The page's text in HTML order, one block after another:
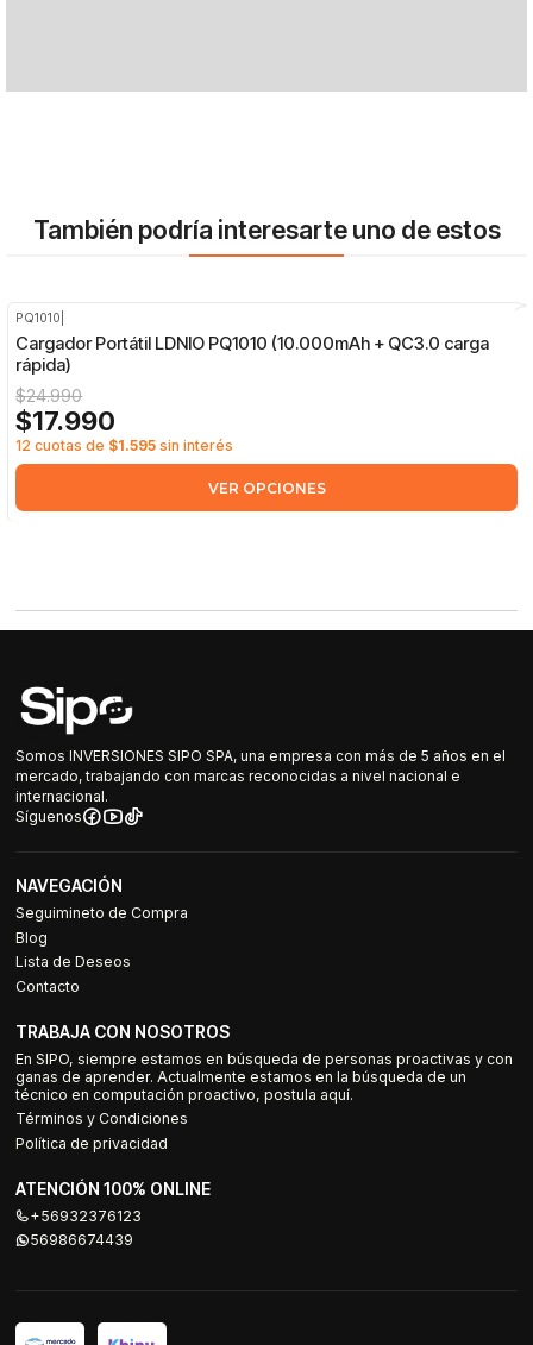
También podría interesarte uno de estos
-28%
PQ1010
Cargador Portátil LDNIO PQ1010 (10.000mAh + QC3.0 carga
rápida)
$24.990
$17.990
12 cuotas de $1.595 sin interés
VER OPCIONES
Somos INVERSIONES SIPO SPA, una empresa con más de 5 años en el
mercado, trabajando con marcas reconocidas a nivel nacional e
internacional.
Síguenos
NAVEGACIÓN
Seguimineto de Compra
Blog
Lista de Deseos
Contacto
TRABAJA CON NOSOTROS
En SIPO, siempre estamos en búsqueda de personas proactivas y con
ganas de aprender. Actualmente estamos en la búsqueda de un
técnico en computación proactivo, postula aquí.
Términos y Condiciones
Política de privacidad
ATENCIÓN 100% ONLINE
+56932376123
56986674439